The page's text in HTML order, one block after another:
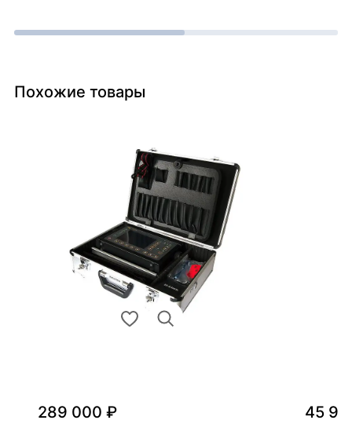
Похожие товары
289 000 ₽ 45